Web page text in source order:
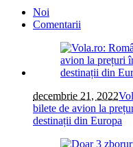
Noi
Comentarii
decembrie 21, 2022
bilete de avion la
destinații din Europa